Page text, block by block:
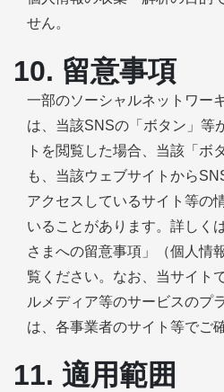
せん。
10. 留意事項
一部のソーシャルネットワー
は、当該SNSの「ボタン」等
トを閲覧した場合、当該「ボ
も、当該ウェブサイトから
アクセスしているサイト等の
いることがあります。詳しく
さまへの留意事項」（個人情
覧ください。なお、当サイト
ルメディア等のサービスのプ
は、各事業者のサイト等でご
11. 適用範囲